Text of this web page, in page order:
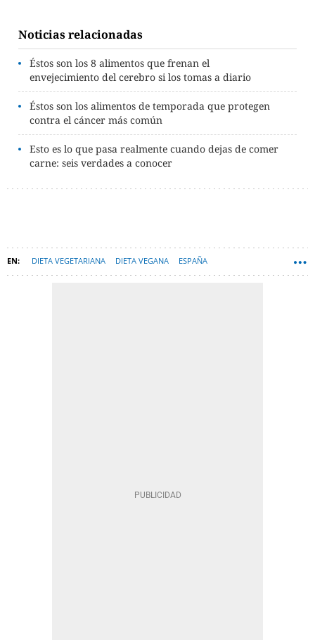
Noticias relacionadas
Éstos son los 8 alimentos que frenan el
envejecimiento del cerebro si los tomas a diario
Éstos son los alimentos de temporada que protegen
contra el cáncer más común
Esto es lo que pasa realmente cuando dejas de comer
carne: seis verdades a conocer
DIETA VEGETARIANA DIETA VEGANA ESPAÑA